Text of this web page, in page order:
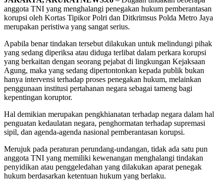
anggota TNI yang menghalangi penegakan hukum pemberantasan
korupsi oleh Kortas Tipikor Polri dan Ditkrimsus Polda Metro Jaya
merupakan peristiwa yang sangat serius.
Apabila benar tindakan tersebut dilakukan untuk melindungi pihak
yang sedang diperiksa atau diduga terlibat dalam perkara korupsi
yang berkaitan dengan seorang pejabat di lingkungan Kejaksaan
Agung, maka yang sedang dipertontonkan kepada publik bukan
hanya intervensi terhadap proses penegakan hukum, melainkan
penggunaan institusi pertahanan negara sebagai tameng bagi
kepentingan koruptor.
Hal demikian merupakan pengkhianatan terhadap negara dalam hal
penguatan kedaulatan negara, penghormatan terhadap supremasi
sipil, dan agenda-agenda nasional pemberantasan korupsi.
Merujuk pada peraturan perundang-undangan, tidak ada satu pun
anggota TNI yang memiliki kewenangan menghalangi tindakan
penyidikan atau penggeledahan yang dilakukan aparat penegak
hukum berdasarkan ketentuan hukum yang berlaku.